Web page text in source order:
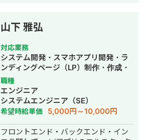
▶︎花屋・EC・店舗 運用8ヶ月：フォロ
ワー300→1.7万人 インスタ売り上げ：
0→100万以上 ●相談の流れ ご興味ござ
いましたら、1度オンラインにて打ち合
わせを行いますので、メールにてご連
絡ください。 平日18時以降、土日祝日
関わらず打ち合わせ可能です。 よろし
くお願いします。 問い合わせ先：
f5e82897e7vb85e05se@gmail.com
弊社の実績は、こちらにまとめており
ます。
https://docs.google.com/document/d/
解をもとにした戦略設計、施策実行、
改善提案まで伴走するスタイルを大切
にしています。 また、ChatGPT、
Claude、Gemini、Claude Code、
Codexなどの生成AIを日常業務に取り
入れており、マーケティング業務の効
率化、資料作成、メール返信、日程調
整、請求書・見積書作成、KPIモニタリ
ング、スライド生成など、ビジネスの
現場で使えるAI活用の支援にも注力し
ています。
山下 雅弘
対応業務
システム開発・スマホアプリ開発・ラ
ンディングページ（LP）制作・作成・
新規事業立上・ホームページ制作・作
成・採用代行・AI活用
職種
エンジニア
システムエンジニア（SE）
希望時給単価 5,000円～10,000円
フロントエンド・バックエンド・イン